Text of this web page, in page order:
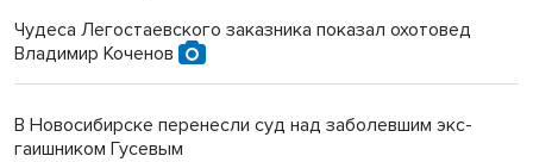
Чудеса Легостаевского заказника показал охотовед
Владимир Коченов
В Новосибирске перенесли суд над заболевшим экс-
гаишником Гусевым